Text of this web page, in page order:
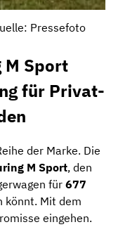
Pressefoto
M Sport
für Privat-
der Marke. Die
M Sport, den
für 677
könnt. Mit dem
eingehen.